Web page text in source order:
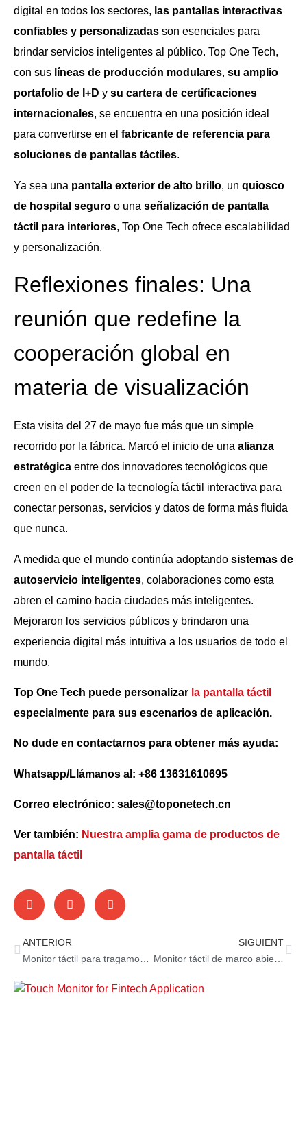
digital en todos los sectores, las pantallas interactivas
confiables y personalizadas son esenciales para
brindar servicios inteligentes al público. Top One Tech,
con sus líneas de producción modulares, su amplio
portafolio de I+D y su cartera de certificaciones
internacionales, se encuentra en una posición ideal
para convertirse en el fabricante de referencia para
soluciones de pantallas táctiles.
Ya sea una pantalla exterior de alto brillo, un quiosco
de hospital seguro o una señalización de pantalla
táctil para interiores, Top One Tech ofrece escalabilidad
y personalización.
Reflexiones finales: Una
reunión que redefine la
cooperación global en
materia de visualización
Esta visita del 27 de mayo fue más que un simple
recorrido por la fábrica. Marcó el inicio de una alianza
estratégica entre dos innovadores tecnológicos que
creen en el poder de la tecnología táctil interactiva para
conectar personas, servicios y datos de forma más fluida
que nunca.
A medida que el mundo continúa adoptando sistemas de
autoservicio inteligentes, colaboraciones como esta
abren el camino hacia ciudades más inteligentes.
Mejoraron los servicios públicos y brindaron una
experiencia digital más intuitiva a los usuarios de todo el
mundo.
Top One Tech puede personalizar la pantalla táctil
especialmente para sus escenarios de aplicación.
No dude en contactarnos para obtener más ayuda:
Whatsapp/Llámanos al: +86 13631610695
Correo electrónico: sales@toponetech.cn
Ver también: Nuestra amplia gama de productos de
pantalla táctil
ANTERIOR
SIGUIENT